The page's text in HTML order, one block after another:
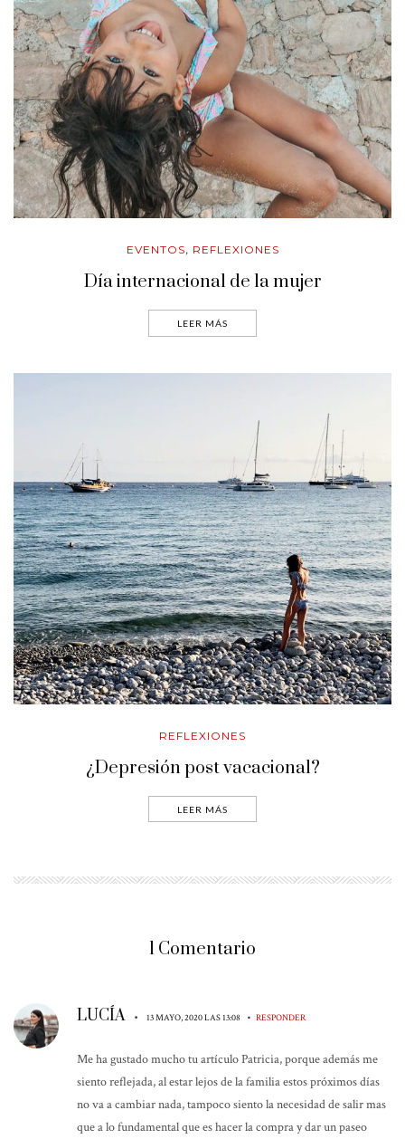
EVENTOS, REFLEXIONES
Día internacional de la mujer
LEER MÁS
REFLEXIONES
¿Depresión post vacacional?
LEER MÁS
1 Comentario
LUCÍA • 13 MAYO, 2020 LAS 13:08 • RESPONDER
Me ha gustado mucho tu artículo Patricia, porque además me
siento reflejada, al estar lejos de la familia estos próximos días
no va a cambiar nada, tampoco siento la necesidad de salir mas
que a lo fundamental que es hacer la compra y dar un paseo